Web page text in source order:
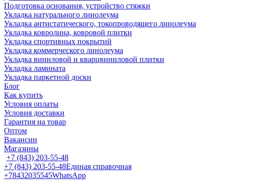
Подготовка основания, устройство стяжки
Укладка натурального линолеума
Укладка антистатического, токопроводящего линолеума
Укладка ковролина, ковровой плитки
Укладка спортивных покрытий
Укладка коммерческого линолеума
Укладка виниловой и кварцвиниловой плитки
Укладка ламината
Укладка паркетной доски
Блог
Как купить
Условия оплаты
Условия доставки
Гарантия на товар
Оптом
Вакансии
Магазины
+7 (843) 203-55-48
+7 (843) 203-55-48Единая справочная
+78432035545WhatsApp